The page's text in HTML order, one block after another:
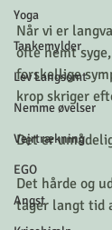
Yoga
Tankemylder
Lev Langsomt
Nemme øvelser
Vejrtrækning
EGO
Angst
Når vi er
ofte nemt
forskellige
krop skriger
Det er
Det hårde og
tager langt tid